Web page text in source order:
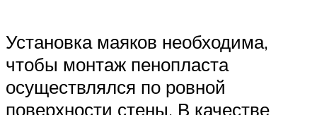
Установка маяков необходима,
чтобы монтаж пенопласта
осуществлялся по ровной
поверхности стены. В качестве